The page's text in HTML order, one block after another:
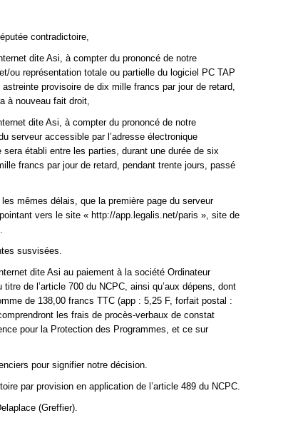
contradictoire,
dite Asi, à compter du prononcé de notre
ou représentation totale ou partielle du logiciel PC TAP
provisoire de dix mille francs par jour de retard,
à nouveau fait droit,
dite Asi, à compter du prononcé de notre
serveur accessible par l’adresse électronique
établi entre les parties, durant une durée de six
francs par jour de retard, pendant trente jours, passé
mêmes délais, que la première page du serveur
vers le site « http://app.legalis.net/paris », site de
susvisées.
dite Asi au paiement à la société Ordinateur
de l’article 700 du NCPC, ainsi qu’aux dépens, dont
de 138,00 francs TTC (app : 5,25 F, forfait postal :
les frais de procès-verbaux de constat
pour la Protection des Programmes, et ce sur
pour signifier notre décision.
par provision en application de l’article 489 du NCPC.
(Greffier).